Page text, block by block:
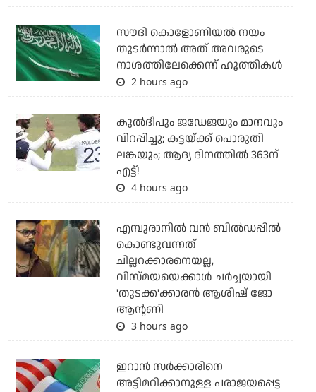
സൗദി കൊളോണിയല്‍ നയം
തുടര്‍ന്നാല്‍ അത് അവരുടെ
നാശത്തിലേക്കെന്ന് ഹൂത്തികള്‍
2 hours ago
കുല്‍ദീപും ജഡേജയും മാനവും
വിറപ്പിച്ചു; കട്ടയ്ക്ക് പൊരുതി
ലങ്കയും; ആദ്യ ദിനത്തില്‍ 363ന്
എട്ട്!
4 hours ago
എമ്പുരാനില്‍ വന്‍ ബില്‍ഡപ്പില്‍
കൊണ്ടുവന്നത്
ചില്ലറക്കാരനെയല്ല,
വിസ്മയയെക്കാള്‍ ചര്‍ച്ചയായി
'തുടക്ക'ക്കാരന്‍ ആശിഷ് ജോ
ആന്റണി
3 hours ago
ഇറാന്‍ സര്‍ക്കാരിനെ
അട്ടിമറിക്കാനുള്ള പരാജയപ്പെട്ട